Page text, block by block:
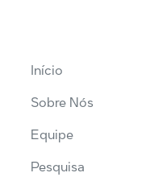
Início
Sobre Nós
Equipe
Pesquisa